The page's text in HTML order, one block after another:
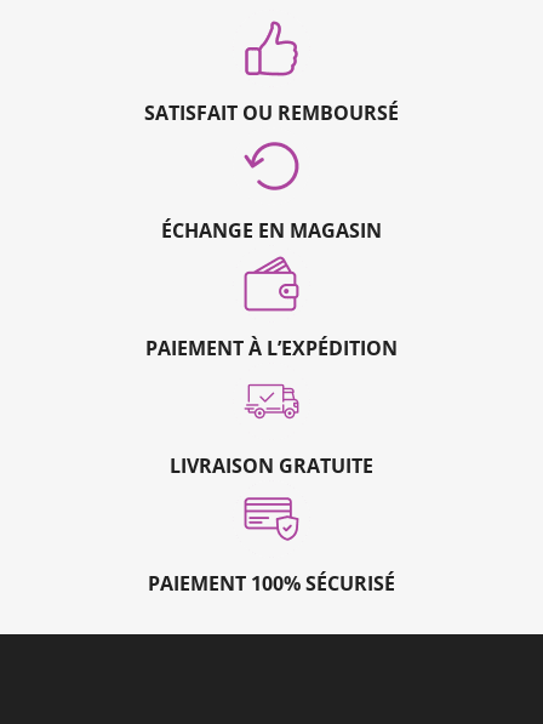
SATISFAIT OU REMBOURSÉ
ÉCHANGE EN MAGASIN
PAIEMENT À L’EXPÉDITION
LIVRAISON GRATUITE
PAIEMENT 100% SÉCURISÉ